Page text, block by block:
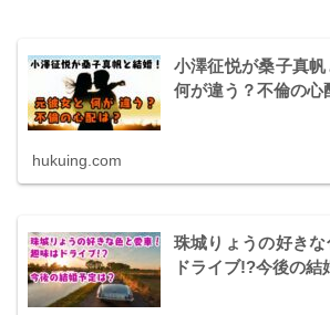
小澤征悦が桑子真
何が違う？不倫の心
hukuing.com
珠城りょうの好き
ドライブ!?今後の結